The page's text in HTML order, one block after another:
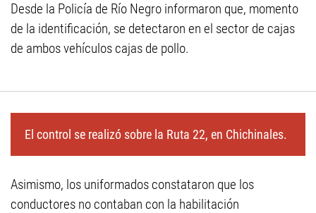
Desde la Policía de Río Negro informaron que, momento
de la identificación, se detectaron en el sector de cajas
de ambos vehículos cajas de pollo.
El control se realizó sobre la Ruta 22, en Chichinales.
Asimismo, los uniformados constataron que los
conductores no contaban con la habilitación